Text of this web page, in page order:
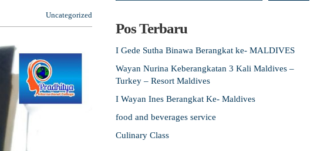
Uncategorized
Pos Terbaru
I Gede Sutha Binawa Berangkat ke- MALDIVES
Wayan Nurina Keberangkatan 3 Kali Maldives –
Turkey – Resort Maldives
I Wayan Ines Berangkat Ke- Maldives
food and beverages service
Culinary Class